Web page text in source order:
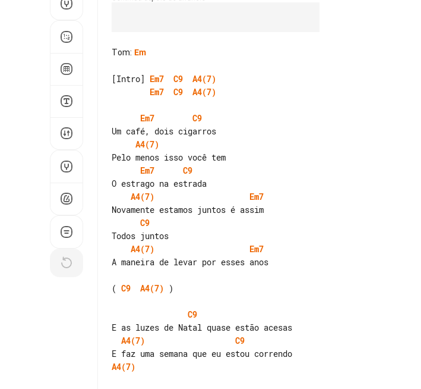
Tom: Em
[Intro] Em7 C9
A4(7)
Em7
C9 A4(7)
Em7
C9
A4(7)
Em7
C9
A4(7)
Em7
C9
A4(7)
Em7
A maneira de levar por esses anos
( C9 A4(7) )
C9
A4(7)
C9
A4(7)